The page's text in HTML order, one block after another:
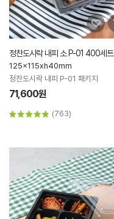
정찬도시락 내피 소 P-01 400세트
125x115xh40mm
정찬도시락 내피 P-01 패키지
71,600원
(763)